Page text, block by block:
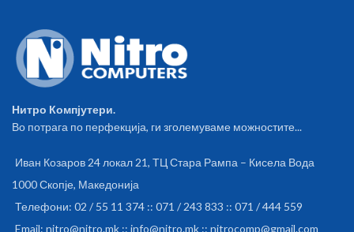
Фреквенција: 50 / 60 Hz За
температура: -10°C / 45°C
Работна влажност: 80%
/ WEP128 / TKIP / CCMP (AES)
Нитро Компјутери.
Во потрага по перфекција, ги зголемуваме можностите...
Иван Козаров 24 локал 21, ТЦ Стара Рампа – Кисела Вода
1000 Скопје, Македонија
Телефони: 02 / 55 11 374 :: 071 / 243 833 :: 071 / 444 559
Email: nitro@nitro.mk :: info@nitro.mk :: nitrocomp@gmail.com